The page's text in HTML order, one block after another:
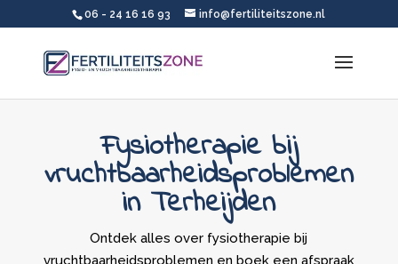
06 - 24 16 16 93 info@fertiliteitszone.nl
Fysiotherapie bij
vruchtbaarheidsproblemen
in Terheijden
Ontdek alles over fysiotherapie bij
vruchtbaarheidsproblemen en boek een afspraak